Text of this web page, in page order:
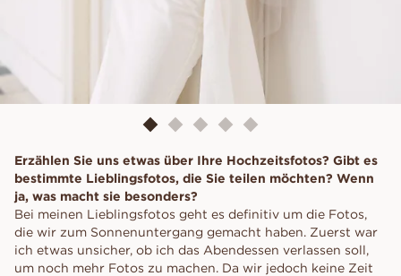
Erzählen Sie uns etwas über Ihre Hochzeitsfotos? Gibt es
bestimmte Lieblingsfotos, die Sie teilen möchten? Wenn
ja, was macht sie besonders?
Bei meinen Lieblingsfotos geht es definitiv um die Fotos,
die wir zum Sonnenuntergang gemacht haben. Zuerst war
ich etwas unsicher, ob ich das Abendessen verlassen soll,
um noch mehr Fotos zu machen. Da wir jedoch keine Zeit